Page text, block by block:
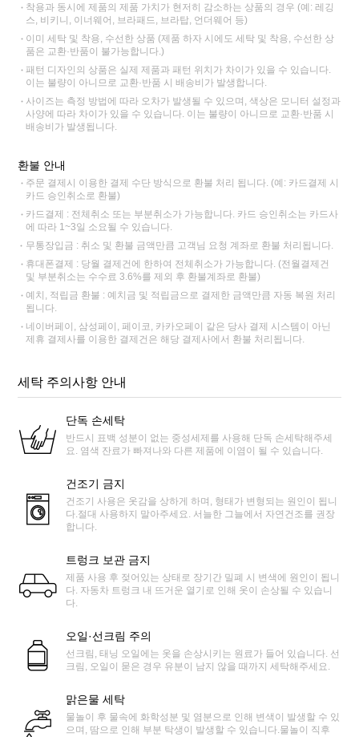
착용과 동시에 제품의 제품 가치가 현저히 감소하는 상품의 경우 (예: 레깅
스, 비키니, 이너웨어, 브라패드, 브라탑, 언더웨어 등)
이미 세탁 및 착용, 수선한 상품 (제품 하자 시에도 세탁 및 착용, 수선한 상
품은 교환·반품이 불가능합니다.)
패턴 디자인의 상품은 실제 제품과 패턴 위치가 차이가 있을 수 있습니다.
이는 불량이 아니므로 교환·반품 시 배송비가 발생합니다.
사이즈는 측정 방법에 따라 오차가 발생될 수 있으며, 색상은 모니터 설정과
사양에 따라 차이가 있을 수 있습니다. 이는 불량이 아니므로 교환·반품 시
배송비가 발생됩니다.
환불 안내
주문 결제시 이용한 결제 수단 방식으로 환불 처리 됩니다. (예: 카드결제 시
카드 승인취소로 환불)
카드결제 : 전체취소 또는 부분취소가 가능합니다. 카드 승인취소는 카드사
에 따라 1~3일 소요될 수 있습니다.
무통장입금 : 취소 및 환불 금액만큼 고객님 요청 계좌로 환불 처리됩니다.
휴대폰결제 : 당월 결제건에 한하여 전체취소가 가능합니다. (전월결제건
및 부분취소는 수수료 3.6%를 제외 후 환불계좌로 환불)
예치, 적립금 환불 : 예치금 및 적립금으로 결제한 금액만큼 자동 복원 처리
됩니다.
네이버페이, 삼성페이, 페이코, 카카오페이 같은 당사 결제 시스템이 아닌
제휴 결제사를 이용한 결제건은 해당 결제사에서 환불 처리됩니다.
세탁 주의사항 안내
단독 손세탁
반드시 표백 성분이 없는 중성세제를 사용해 단독 손세탁해주세
요. 염색 잔료가 빠져나와 다른 제품에 이염이 될 수 있습니다.
건조기 금지
건조기 사용은 옷감을 상하게 하며, 형태가 변형되는 원인이 됩니
다.절대 사용하지 말아주세요. 서늘한 그늘에서 자연건조를 권장
합니다.
트렁크 보관 금지
제품 사용 후 젖어있는 상태로 장기간 밀폐 시 변색에 원인이 됩니
다. 자동차 트렁크 내 뜨거운 열기로 인해 옷이 손상될 수 있습니
다.
오일·선크림 주의
선크림, 태닝 오일에는 옷을 손상시키는 원료가 들어 있습니다. 선
크림, 오일이 묻은 경우 유분이 남지 않을 때까지 세탁해주세요.
맑은물 세탁
물놀이 후 물속에 화학성분 및 염분으로 인해 변색이 발생할 수 있
으며, 땀으로 인해 부분 탁생이 발생할 수 있습니다.물놀이 직후